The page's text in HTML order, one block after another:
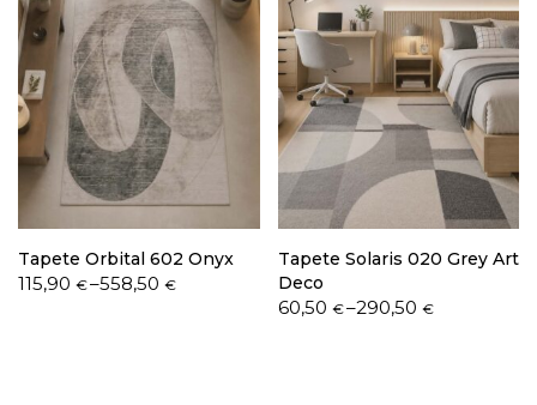
Tapete Orbital 602 Onyx
115,90 €–558,50€
Price
Tapete Solaris 020 Grey Art
Deco
60,50 €–290,50 €
Price